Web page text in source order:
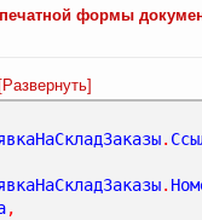
формы
Развернуть
.
.
,